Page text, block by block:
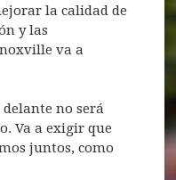
la calidad de
y las
va a
no será
Va a exigir que
juntos, como